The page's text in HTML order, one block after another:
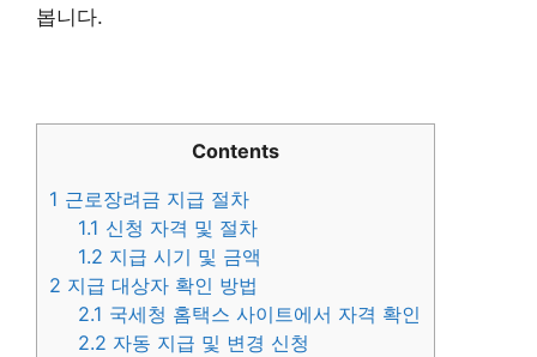
봅니다.
Contents
1 근로장려금 지급 절차
1.1 신청 자격 및 절차
1.2 지급 시기 및 금액
2 지급 대상자 확인 방법
2.1 국세청 홈택스 사이트에서 자격 확인
2.2 자동 지급 및 변경 신청